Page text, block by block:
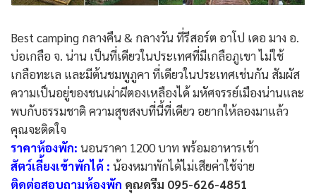
Best camping กลางคืน & กลางวัน ที่รีสอร์ต อาโป เดอ มาง อ.
บ่อเกลือ จ. น่าน เป็นที่เดียวในประเทศที่มีเกลือภูเขา ไม่ใช้
เกลือทะเล และมีต้นชมพูภูคา ที่เดียวในประเทศเช่นกัน สัมผัส
ความเป็นอยู่ของชนเผ่าผีตองเหลืองได้ มหัศจรรย์เมืองน่านและ
พบกับธรรมชาติ ความสุขสงบที่นี้ที่เดียว อยากให้ลองมาแล้ว
คุณจะติดใจ
ราคาห้องพัก: นอนราคา 1200 บาท พร้อมอาหารเช้า
สัตว์เลี้ยงเข้าพักได้ : น้องหมาพักได้ไม่เสียค่าใช้จ่าย
ติดต่อสอบถามห้องพัก คุณดรีม 095-626-4851